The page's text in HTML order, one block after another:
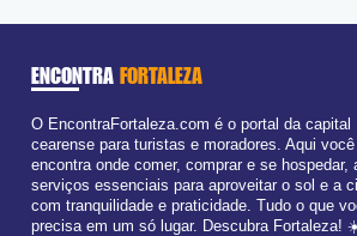
ENCONTRA FORTALEZA
O EncontraFortaleza.com é o portal da capital
cearense para turistas e moradores. Aqui você
encontra onde comer, comprar e se hospedar,
serviços essenciais para aproveitar o sol e a
com tranquilidade e praticidade. Tudo o que
precisa em um só lugar. Descubra Fortaleza!